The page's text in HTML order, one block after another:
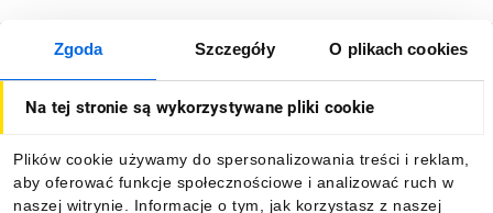
Zgoda Szczegóły O plikach cookies
Na tej stronie są wykorzystywane pliki cookie
Plików cookie używamy do spersonalizowania treści i reklam,
aby oferować funkcje społecznościowe i analizować ruch w
naszej witrynie. Informacje o tym, jak korzystasz z naszej
O firmie
Informacje